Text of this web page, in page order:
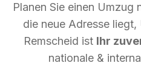
Planen Sie einen Umzug
die neue Adresse
Remscheid ist Ihr
nationale &